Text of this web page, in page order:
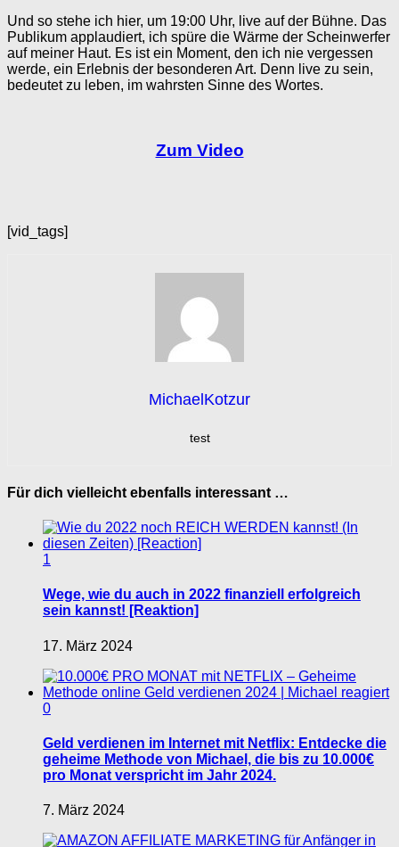
Und so stehe ich hier, um 19:00 Uhr, live auf der Bühne. Das
Publikum applaudiert, ich spüre die Wärme der Scheinwerfer
auf meiner Haut. Es ist ein Moment, den ich nie vergessen
werde, ein Erlebnis der besonderen Art. Denn live zu sein,
bedeutet zu leben, im wahrsten Sinne des Wortes.
Zum Video
[vid_tags]
MichaelKotzur
test
Für dich vielleicht ebenfalls interessant …
1
Wege, wie du auch in 2022 finanziell erfolgreich
sein kannst! [Reaktion]
17. März 2024
0
Geld verdienen im Internet mit Netflix: Entdecke die
geheime Methode von Michael, die bis zu 10.000€
pro Monat verspricht im Jahr 2024.
7. März 2024